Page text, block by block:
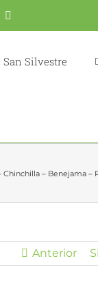
San Silvestre
Chinchilla – Benejama –
Anterior